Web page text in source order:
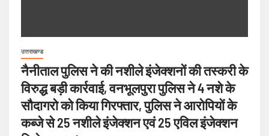
उत्तराखण्ड
नैनीताल पुलिस ने की नशीले इंजेक्शनों की तस्करी के
विरुद्ध बड़ी कार्रवाई, वनभूलपुरा पुलिस ने 4 नशे के
सौदागरो को किया गिरफ्तार, पुलिस ने आरोपियों के
कब्जे से 25 नशीले इंजेक्शन एवं 25 एविल इंजेक्शन